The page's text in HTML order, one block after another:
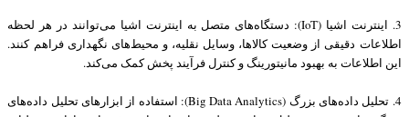
3. اینترنت اشیا (IoT): دستگاه‌های متصل به اینترنت اشیا می‌توانند در هر لحظه
اطلاعات دقیقی از وضعیت کالاها، وسایل نقلیه، و محیط‌های نگهداری فراهم کنند.
این اطلاعات به بهبود مانیتورینگ و کنترل فرآیند پخش کمک می‌کند.
4. تحلیل داده‌های بزرگ (Big Data Analytics): استفاده از ابزارهای تحلیل داده‌های